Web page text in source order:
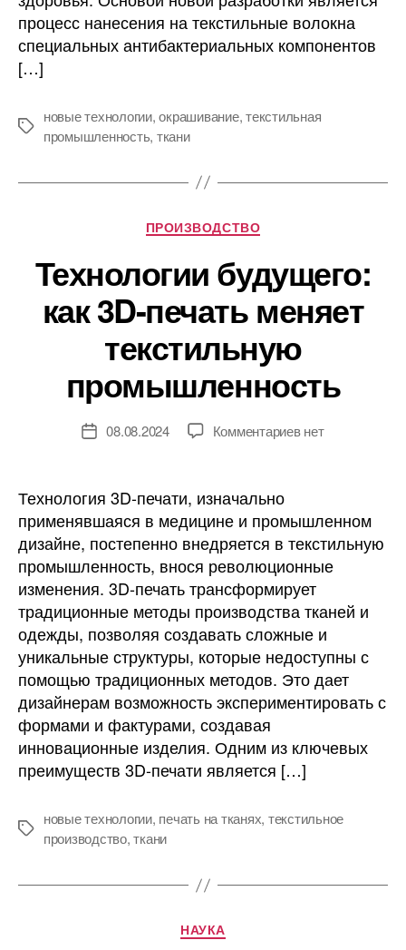
процесс нанесения на текстильные волокна
специальных антибактериальных компонентов
[…]
Метки
новые технологии,окрашивание,текстильная
промышленность, ткани
Рубрики
ПРОИЗВОДСТВО
Технологии будущего:
как 3D-печать меняет
текстильную
промышленность
Дата08.08.2024 Комментариевк
3D-
печать
меняет
текстильную
промышленность
нет
Технология 3D-печати, изначально
применявшаяся в медицине и промышленном
дизайне, постепенно внедряется в текстильную
промышленность, внося революционные
изменения. 3D-печать трансформирует
традиционные методы производства тканей и
одежды, позволяя создавать сложные и
уникальные структуры, которые недоступны с
помощью традиционных методов. Это дает
дизайнерам возможность экспериментировать с
формами и фактурами, создавая
инновационные изделия. Одним из ключевых
преимуществ 3D-печати является […]
Метки
новые технологии, печать на тканях, текстильное
производство,ткани
Рубрики
НАУКА